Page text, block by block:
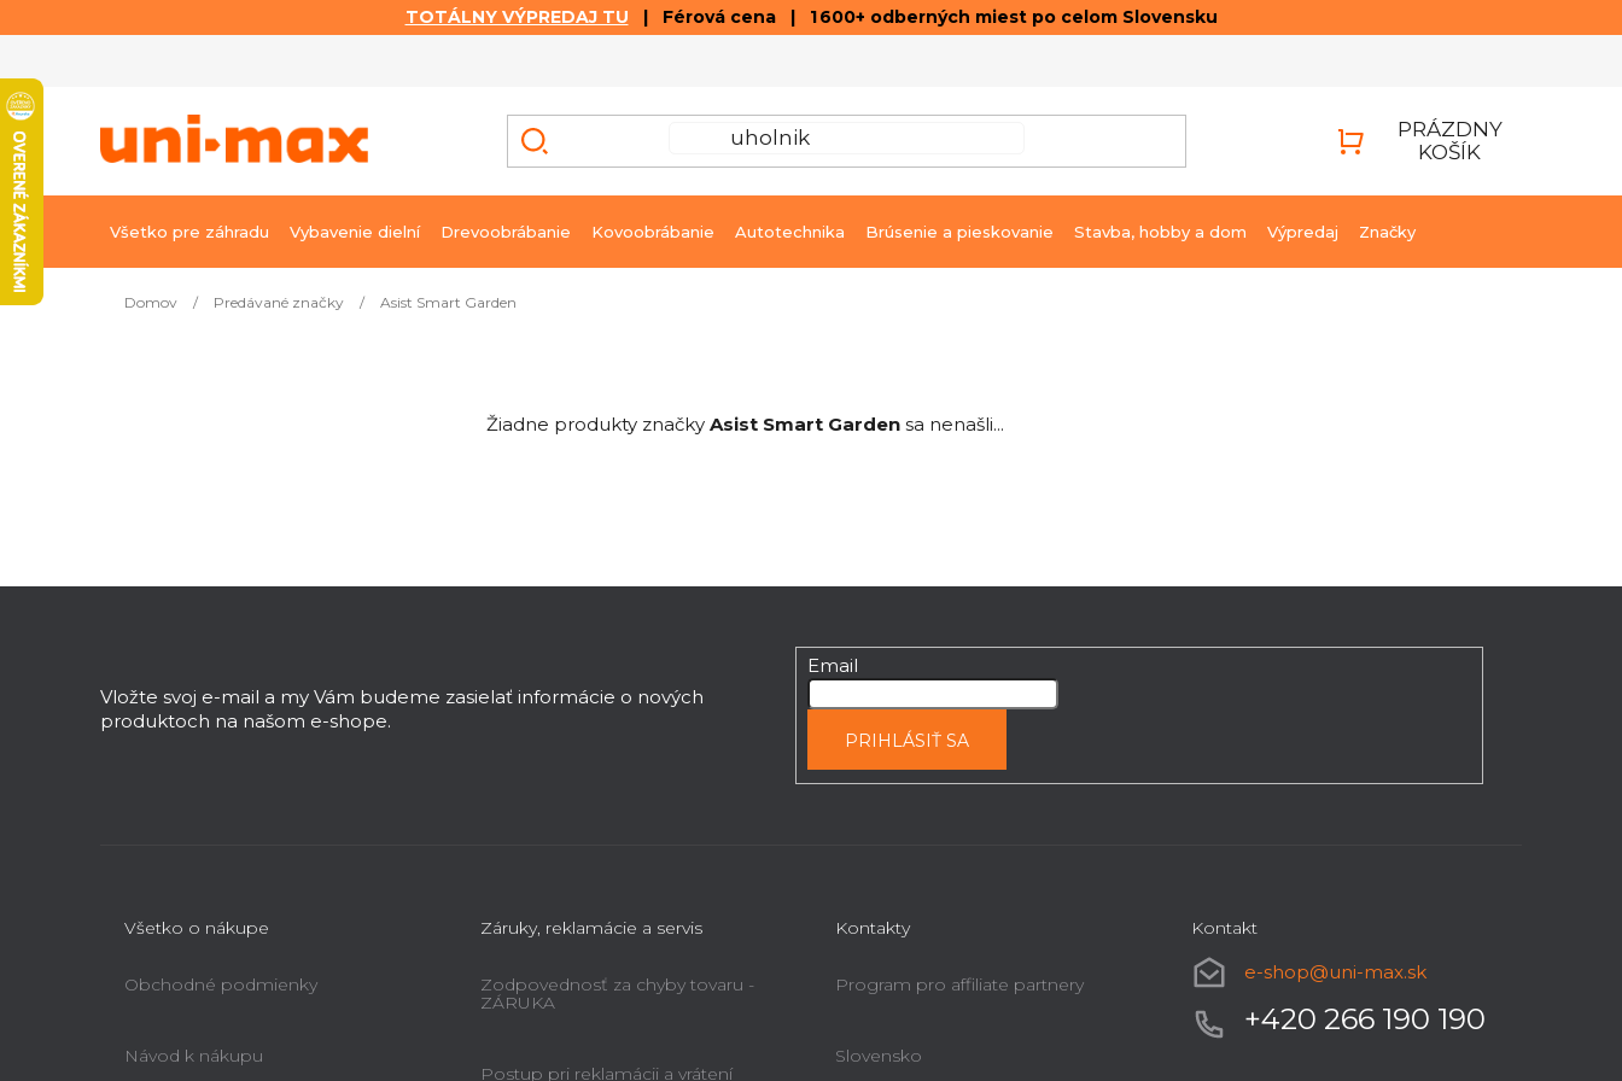
TOTÁLNY VÝPREDAJ TU | Férová cena | 1 600+ odberných miest po celom Slovensku
obsah
KOŠÍK
PRÁZDNY
KOŠÍK
Všetko pre záhradu Vybavenie dielní Drevoobrábanie Kovoobrábanie Autotechnika Brúsenie a pieskovanie Stavba, hobby a dom Výpredaj Značky
Domov / Predávané značky / Asist Smart Garden
Žiadne produkty značky Asist Smart Garden sa nenašli...
Vložte svoj e-mail a my Vám budeme zasielať informácie o nových
produktoch na našom e-shope.
Email
PRIHLÁSIŤ SA
Všetko o nákupe
Obchodné podmienky
Návod k nákupu
Záruky, reklamácie a servis
Zodpovednosť za chyby tovaru -
ZÁRUKA
Postup pri reklamácii a vrátení
Kontakty
Program pro affiliate partnery
Slovensko
Kontakt
e-shop@uni-max.sk
+420 266 190 190